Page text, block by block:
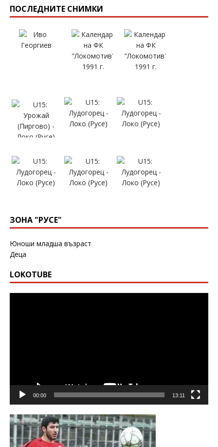
ПОСЛЕДНИТЕ СНИМКИ
ЗОНА "РУСЕ"
Юноши младша възраст
Деца
LOKOTUBE
00:00 13:11